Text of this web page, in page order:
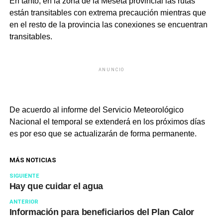
están transitables con extrema precaución mientras que
en el resto de la provincia las conexiones se encuentran
transitables.
ANUNCIO
De acuerdo al informe del Servicio Meteorológico
Nacional el temporal se extenderá en los próximos días
es por eso que se actualizarán de forma permanente.
MÁS NOTICIAS
SIGUIENTE
Hay que cuidar el agua
ANTERIOR
Información para beneficiarios del Plan Calor